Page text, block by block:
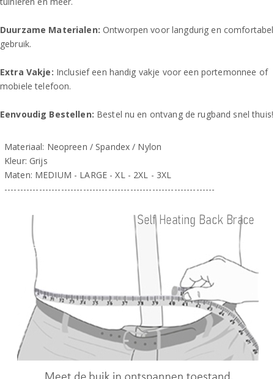
Duurzame Materialen: Ontworpen voor langdurig en comfortabel
gebruik.
Extra Vakje: Inclusief een handig vakje voor een portemonnee of
mobiele telefoon.
Eenvoudig Bestellen: Bestel nu en ontvang de rugband snel thuis!
Materiaal: Neopreen / Spandex / Nylon
Kleur: Grijs
Maten: MEDIUM - LARGE - XL - 2XL - 3XL
-------------------------------------------------------------------